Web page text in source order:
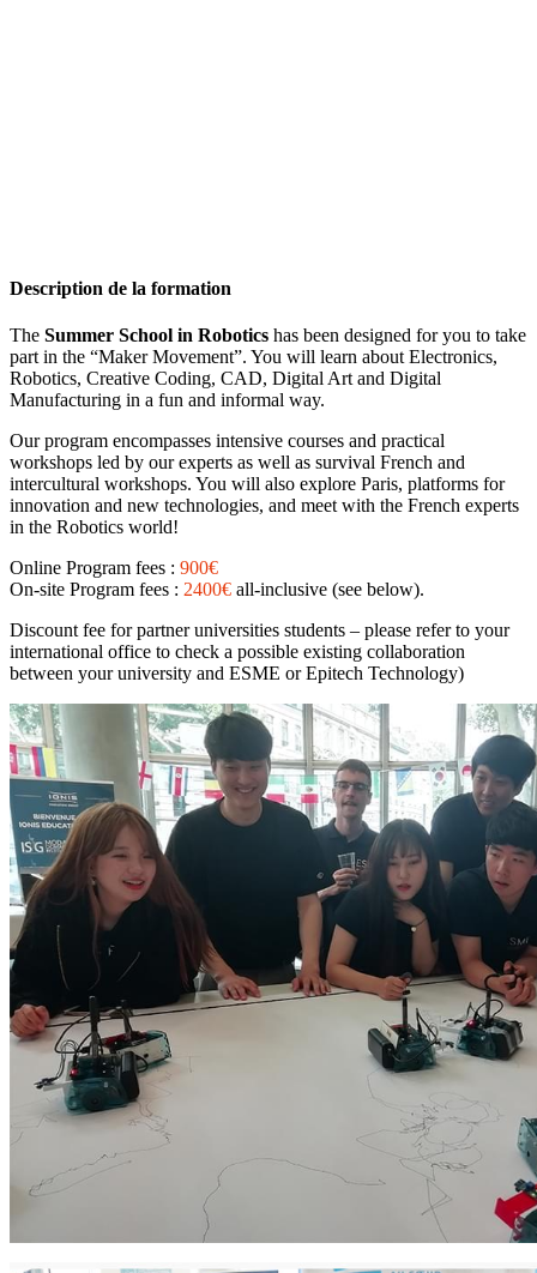
Description de la formation
The Summer School in Robotics has been designed for you to take
part in the “Maker Movement”. You will learn about Electronics,
Robotics, Creative Coding, CAD, Digital Art and Digital
Manufacturing in a fun and informal way.
Our program encompasses intensive courses and practical
workshops led by our experts as well as survival French and
intercultural workshops. You will also explore Paris, platforms for
innovation and new technologies, and meet with the French experts
in the Robotics world!
Online Program fees : 900€
On-site Program fees : 2400€ all-inclusive (see below).
Discount fee for partner universities students – please refer to your
international office to check a possible existing collaboration
between your university and ESME or Epitech Technology)